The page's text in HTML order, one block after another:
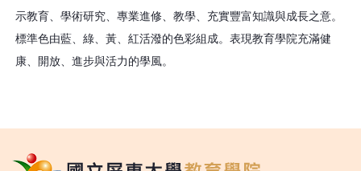
示教育、學術研究、專業進修、教學、充實豐富知識與成長之意。
標準色由藍、綠、黃、紅活潑的色彩組成。表現教育學院充滿健
康、開放、進步與活力的學風。